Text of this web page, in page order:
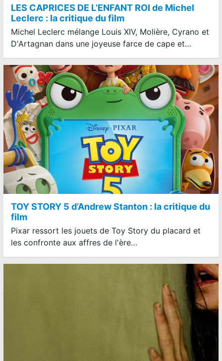
LES CAPRICES DE L’ENFANT ROI de Michel
Leclerc : la critique du film
Michel Leclerc mélange Louis XIV, Molière, Cyrano et
D'Artagnan dans une joyeuse farce de cape et…
TOY STORY 5 d’Andrew Stanton : la critique du
film
Pixar ressort les jouets de Toy Story du placard et
les confronte aux affres de l'ère…